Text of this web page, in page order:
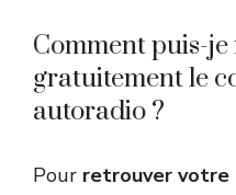
Comment puis-
gratuitement le
autoradio ?
Pour retrouver votre